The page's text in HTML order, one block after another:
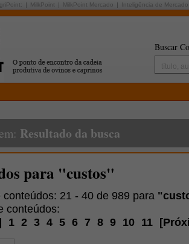
MilkPoint MilkPoint Mercado Inteligência de Mercado
Buscar
Resultado da busca
para "custos"
conteúdos: 21 - 40 de 989 para
conteúdos:
1 2 3 4 5 6 7 8 9 10 11 [